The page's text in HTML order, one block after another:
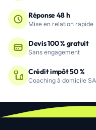
Réponse 48 h
Mise en relation rapide
Devis 100 % gratuit
Sans engagement
Crédit impôt 50 %
Coaching à domicile